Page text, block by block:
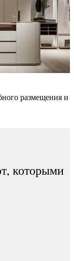
размещения и
которыми